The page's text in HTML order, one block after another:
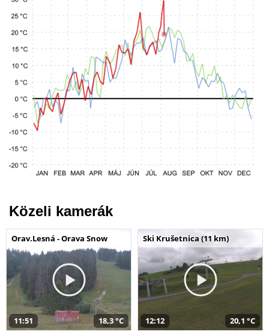
Közeli kamerák
Orav.Lesná - Orava Snow
11:51 18,3 °C
Ski Krušetnica (11 km)
12:12 20,1 °C